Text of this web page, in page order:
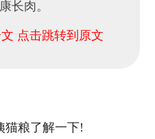
长肉。
点击跳转到原文
猫粮了解一下!